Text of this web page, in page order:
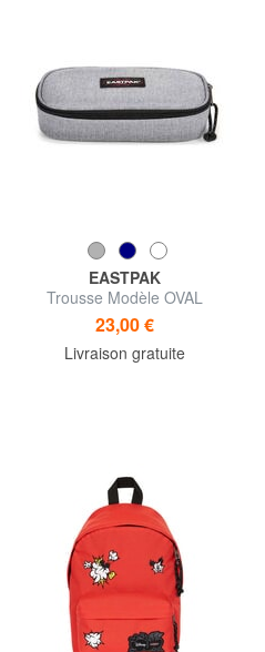
EASTPAK
Trousse Modèle OVAL
23,00 €
Livraison gratuite